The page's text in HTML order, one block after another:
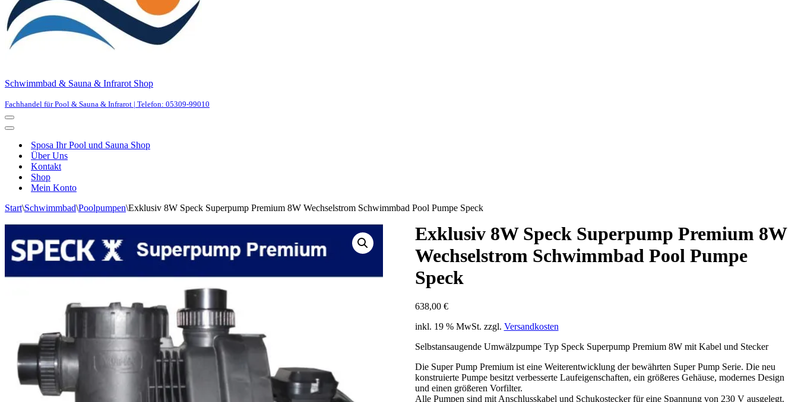
Schwimmbad & Sauna & Infrarot Shop
Fachhandel für Pool & Sauna & Infrarot | Telefon: 05309-99010
Navigationsmenü
Navigationsmenü
Sposa Ihr Pool und Sauna Shop
Über Uns
Kontakt
Shop
Mein Konto
Start\Schwimmbad\Poolpumpen\Exklusiv 8W Speck Superpump Premium 8W Wechselstrom Schwimmbad Pool Pumpe Speck
Exklusiv 8W Speck Superpump Premium 8W
Wechselstrom Schwimmbad Pool Pumpe
Speck
638,00 €
inkl. 19 % MwSt. zzgl. Versandkosten
Selbstansaugende Umwälzpumpe Typ Speck Superpump Premium 8W mit Kabel und Stecker
Die Super Pump Premium ist eine Weiterentwicklung der bewährten Super Pump Serie. Die neu
konstruierte Pumpe besitzt verbesserte Laufeigenschaften, ein größeres Gehäuse, modernes Design
und einen größeren Vorfilter.
Alle Pumpen sind mit Anschlusskabel und Schukostecker für eine Spannung von 230 V ausgelegt.